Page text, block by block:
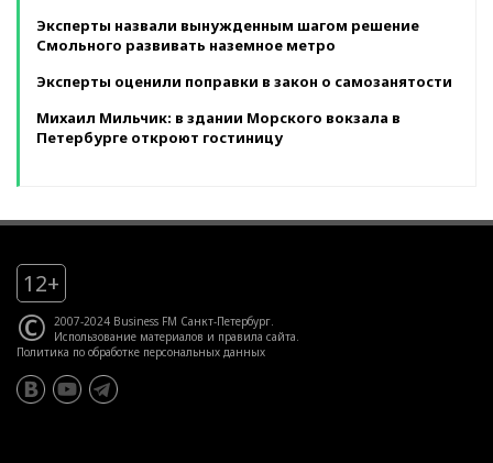
Эксперты назвали вынужденным шагом решение
Смольного развивать наземное метро
Эксперты оценили поправки в закон о самозанятости
Михаил Мильчик: в здании Морского вокзала в
Петербурге откроют гостиницу
12+
© 2007-2024 Business FM Санкт-Петербург.
Использование материалов и правила сайта.
Политика по обработке персональных данных